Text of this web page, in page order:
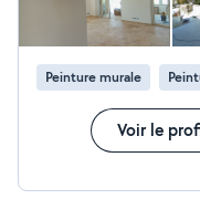
Peinture murale
Voir le